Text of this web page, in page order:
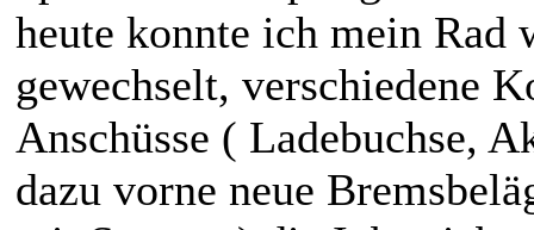
heute konnte ich mein Rad
gewechselt, verschiedene
Anschüsse ( Ladebuchse,
dazu vorne neue